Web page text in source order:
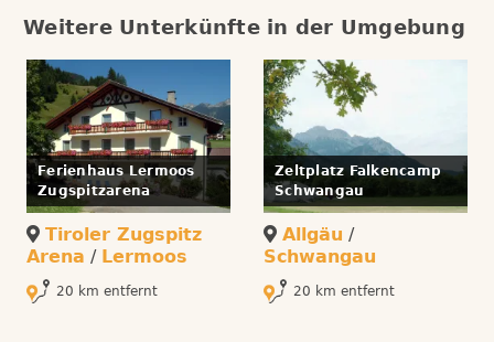
Weitere Unterkünfte in der Umgebung
Ferienhaus Lermoos
Zugspitzarena
Tiroler Zugspitz
Arena / Lermoos
20 km entfernt
Zeltplatz Falkencamp
Schwangau
Allgäu /
Schwangau
20 km entfernt